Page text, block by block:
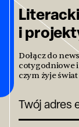
i
Dołącz do
cotygodniowe
czym żyje